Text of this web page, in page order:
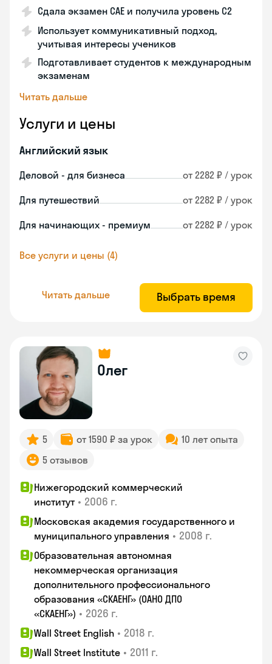
Сдала экзамен CAE и получила уровень С2
Использует коммуникативный подход,
учитывая интересы учеников
Подготавливает студентов к международным
экзаменам
Читать дальше
Услуги и цены
Английский язык
Деловой - для бизнеса от 2282 ₽ / урок
Для путешествий от 2282 ₽ / урок
Для начинающих - премиум от 2282 ₽ / урок
Все услуги и цены (4)
Читать дальше Выбрать время
Олег
5 от 1590 ₽ за урок
10 лет опыта
5 отзывов
Нижегородский коммерческий
институт • 2006 г.
Московская академия государственного и
муниципального управления • 2008 г.
Образовательная автономная
некоммерческая организация
дополнительного профессионального
образования «СКАЕНГ» (ОАНО ДПО
«СКАЕНГ») • 2026 г.
Wall Street English • 2018 г.
Wall Street Institute • 2011 г.